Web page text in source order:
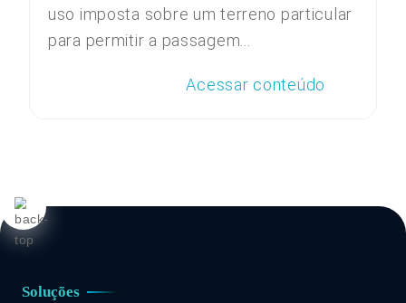
uso imposta sobre um terreno particular
para permitir a passagem...
Acessar conteúdo
Soluções